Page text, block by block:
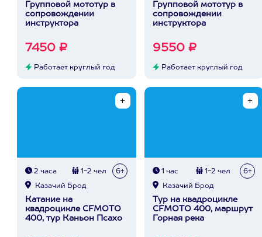
Групповой мототур в
сопровождении
инструктора
7450 ₽
Работает круглый год
Групповой мототур в
сопровождении
инструктора
9550 ₽
Работает круглый год
2 часа 1-2 чел 6+
Казачий Брод
Катание на
квадроцикле CFMOTO
400, тур Каньон Псахо
1 час 1-2 чел 6+
Казачий Брод
Тур на квадроцикле
CFMOTO 400, маршрут
Горная река